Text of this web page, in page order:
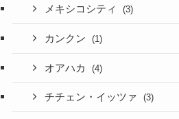
メキシコシティ (3)
カンクン (1)
オアハカ (4)
チチェン・イッツァ (3)